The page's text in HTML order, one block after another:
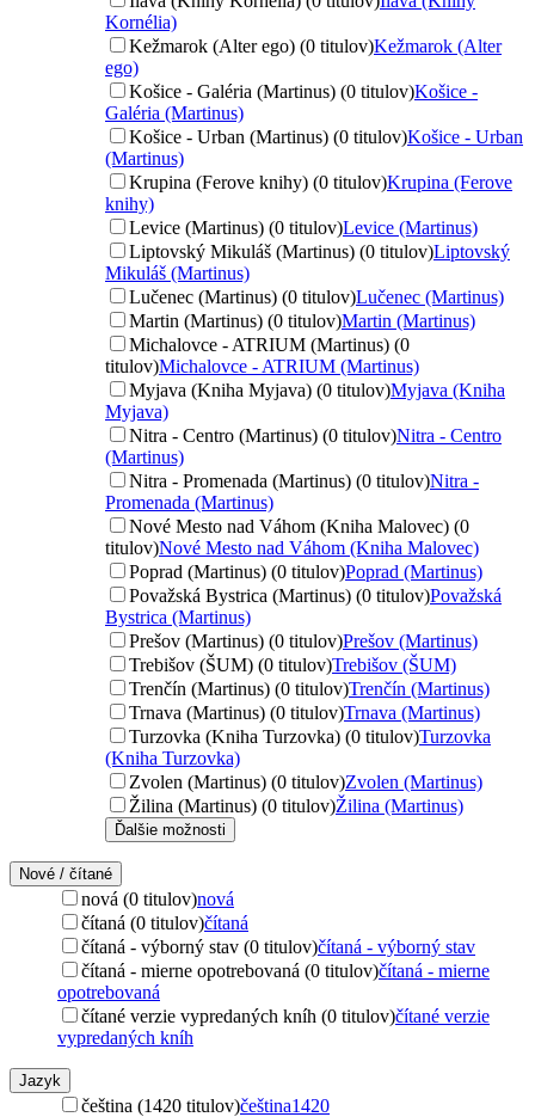
Kornélia)
Kežmarok (Alter ego) (0 titulov)Kežmarok (Alter
ego)
Košice - Galéria (Martinus) (0 titulov)Košice -
Galéria (Martinus)
Košice - Urban (Martinus) (0 titulov)Košice - Urban
(Martinus)
Krupina (Ferove knihy) (0 titulov)Krupina (Ferove
knihy)
Levice (Martinus) (0 titulov)Levice (Martinus)
Liptovský Mikuláš (Martinus) (0 titulov)Liptovský
Mikuláš (Martinus)
Lučenec (Martinus) (0 titulov)Lučenec (Martinus)
Martin (Martinus) (0 titulov)Martin (Martinus)
Michalovce - ATRIUM (Martinus) (0
titulov)Michalovce - ATRIUM (Martinus)
Myjava (Kniha Myjava) (0 titulov)Myjava (Kniha
Myjava)
Nitra - Centro (Martinus) (0 titulov)Nitra - Centro
(Martinus)
Nitra - Promenada (Martinus) (0 titulov)Nitra -
Promenada (Martinus)
Nové Mesto nad Váhom (Kniha Malovec) (0
titulov)Nové Mesto nad Váhom (Kniha Malovec)
Poprad (Martinus) (0 titulov)Poprad (Martinus)
Považská Bystrica (Martinus) (0 titulov)Považská
Bystrica (Martinus)
Prešov (Martinus) (0 titulov)Prešov (Martinus)
Trebišov (ŠUM) (0 titulov)Trebišov (ŠUM)
Trenčín (Martinus) (0 titulov)Trenčín (Martinus)
Trnava (Martinus) (0 titulov)Trnava (Martinus)
Turzovka (Kniha Turzovka) (0 titulov)Turzovka
(Kniha Turzovka)
Zvolen (Martinus) (0 titulov)Zvolen (Martinus)
Žilina (Martinus) (0 titulov)Žilina (Martinus)
Ďalšie možnosti
Nové / čítané
nová (0 titulov)nová
čítaná (0 titulov)čítaná
čítaná - výborný stav (0 titulov)čítaná - výborný stav
čítaná - mierne opotrebovaná (0 titulov)čítaná - mierne
opotrebovaná
čítané verzie vypredaných kníh (0 titulov)čítané verzie
vypredaných kníh
Jazyk
čeština (1420 titulov)čeština1420